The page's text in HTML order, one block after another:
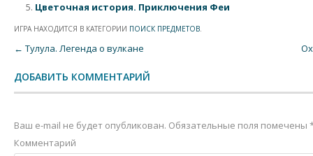
Цветочная история. Приключения Феи
ИГРА НАХОДИТСЯ В КАТЕГОРИИ ПОИСК ПРЕДМЕТОВ.
Post navigation
← Тулула. Легенда о вулкане
ДОБАВИТЬ КОММЕНТАРИЙ
Ваш e-mail не будет опубликован. Обязательные поля помечены
Комментарий